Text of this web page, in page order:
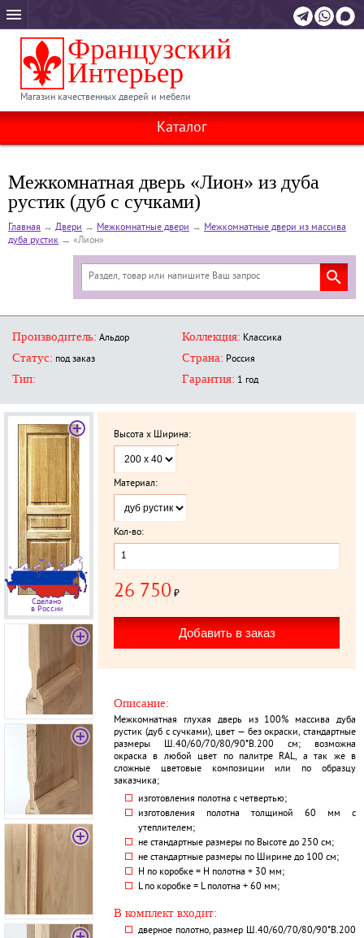
Магазин качественных дверей и мебели
Каталог
Межкомнатная дверь «Лион» из дуба
рустик (дуб с сучками)
Главная → Двери → Межкомнатные двери → Межкомнатные двери из массива
дуба рустик → «Лион»
Производитель: Альдор Коллекция: Классика
Статус: под заказ Страна: Россия
Тип: Гарантия: 1 год
Сделано
в России
Высота x Ширина:
Материал:
Кол-во:
`
26 750 ₽
Описание:
Межкомнатная глухая дверь из 100% массива дуба
рустик (дуб с сучками), цвет — без окраски, стандартные
размеры Ш.40/60/70/80/90*В.200 см; возможна
окраска в любой цвет по палитре RAL, а так же в
сложные цветовые композиции или по образцу
заказчика;
изготовления полотна с четвертью;
изготовления полотна толщиной 60 мм с
утеплителем;
не стандартные размеры по Высоте до 250 см;
не стандартные размеры по Ширине до 100 см;
H по коробке = Н полотна + 30 мм;
L по коробке = L полотна + 60 мм;
В комплект входит:
дверное полотно, размер Ш.40/60/70/80/90*В.200